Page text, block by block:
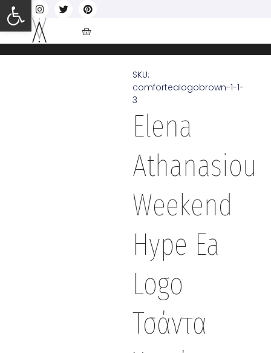
SKU:
comfortealogobrown-1-1-
3
Elena
Athanasiou
Weekend
Hype Ea
Logo
Τσάντα
Ανοίξτε τη γραμμή εργαλείων